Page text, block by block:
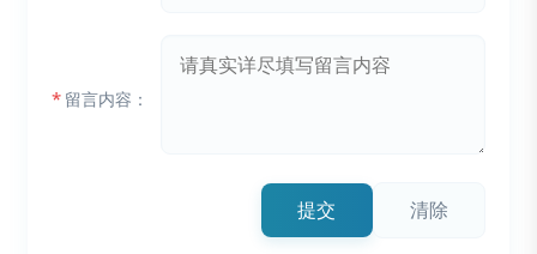
* 留言内容：
提交 清除